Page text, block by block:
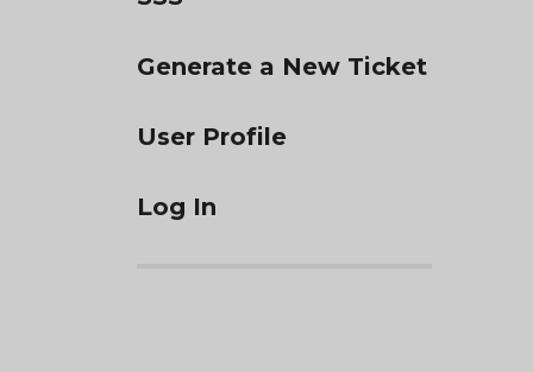
Generate a New Ticket
User Profile
Log In